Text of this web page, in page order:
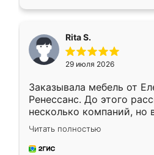
Rita S.
29 июля 2026
Заказывала мебель от
Ренессанс. До этого
несколько компаний, но
эту. Сначала обговорили
приехал замерщик, всё
и снял размеры.
Читать полностью